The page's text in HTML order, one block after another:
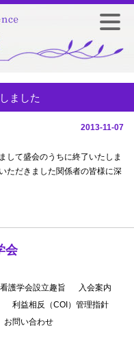
ました
2013-11-07
して盛会のうちに終了いたしま
ただきました関係者の皆様に深
会
護学会設立趣旨
入会案内
利益相反（COI）管理指針
お問い合わせ